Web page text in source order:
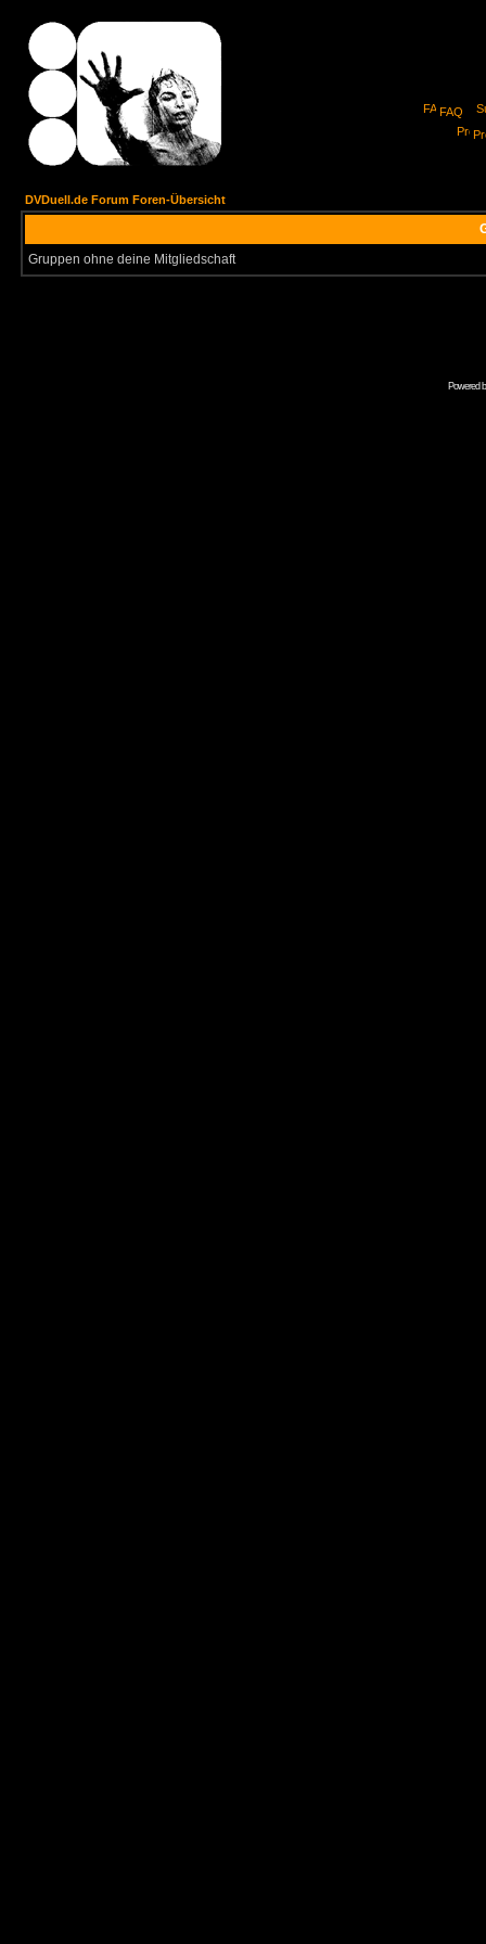
FAQ
DVDuell.de Forum Foren-Übersicht
Gruppen ohne deine Mitgliedschaft
Powered